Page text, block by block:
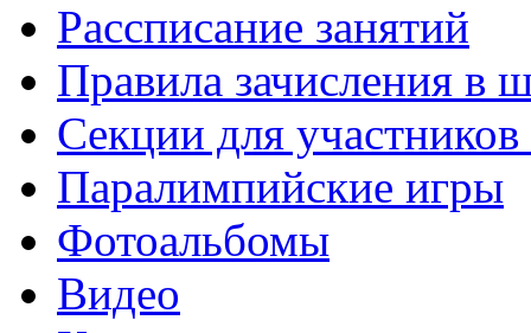
Рассписание занятий
Правила зачисления в
Секции для
Паралимпийские игры
Фотоальбомы
Видео